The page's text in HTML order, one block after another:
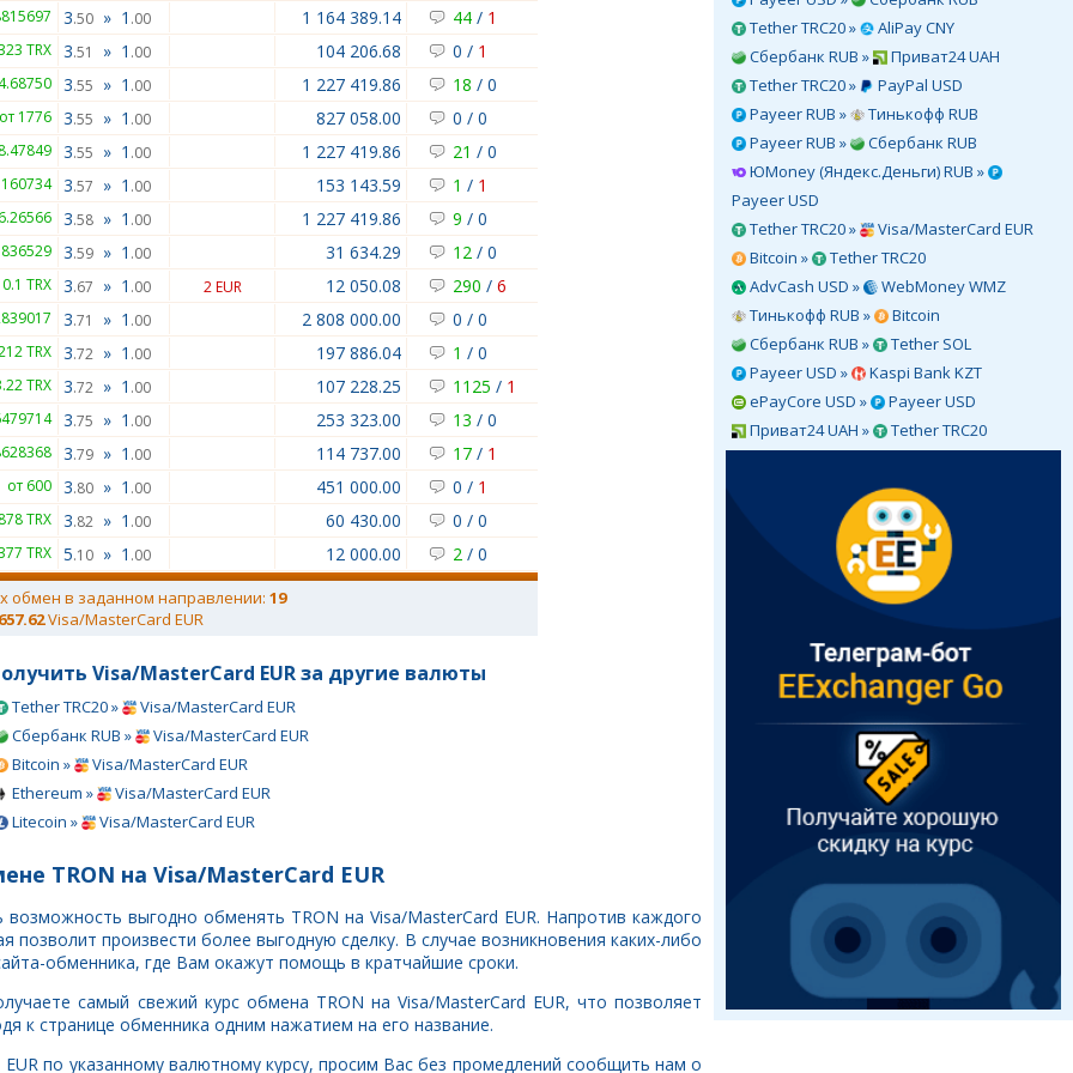
Tether TRC20 »
AliPay CNY
Сбербанк RUB »
Приват24 UAH
Tether TRC20 »
PayPal USD
Payeer RUB »
Тинькофф RUB
Payeer RUB »
Сбербанк RUB
ЮMoney (Яндекс.Деньги) RUB »
Payeer USD
Tether TRC20 »
Visa/MasterCard EUR
Bitcoin »
Tether TRC20
AdvCash USD »
WebMoney WMZ
Тинькофф RUB »
Bitcoin
Сбербанк RUB »
Tether SOL
Payeer USD »
Kaspi Bank KZT
ePayCore USD »
Payeer USD
Приват24 UAH »
Tether TRC20
3.50 » 1 .00 1 164 389.14 44 / 1
TRX 3.51 » 1 .00 104 206.68 0 / 1
3.55 » 1 .00 1 227 419.86 18 / 0
от 1776 3.55 » 1 .00 827 058.00 0 / 0
3.55 » 1 .00 1 227 419.86 21 / 0
3.57 » 1 .00 153 143.59 1 / 1
3.58 » 1 .00 1 227 419.86 9 / 0
3.59 » 1 .00 31 634.29 12 / 0
TRX 3.67 » 1 .00 2 EUR 12 050.08 290 / 6
3.71 » 1 .00 2 808 000.00 0 / 0
TRX 3.72 » 1 .00 197 886.04 1 / 0
TRX 3.72 » 1 .00 107 228.25 1125 / 1
3.75 » 1 .00 253 323.00 13 / 0
3.79 » 1 .00 114 737.00 17 / 1
от 600 3.80 » 1 .00 451 000.00 0 / 1
TRX 3.82 » 1 .00 60 430.00 0 / 0
TRX 5.10 » 1 .00 12 000.00 2 / 0
обмен в заданном направлении: 19
Visa/MasterCard EUR
Visa/MasterCard EUR за другие валюты
Tether TRC20 »
Visa/MasterCard EUR
Сбербанк RUB »
Visa/MasterCard EUR
Bitcoin »
Visa/MasterCard EUR
Ethereum »
Visa/MasterCard EUR
Litecoin »
Visa/MasterCard EUR
TRON на Visa/MasterCard EUR
выгодно обменять TRON на Visa/MasterCard EUR. Напротив каждого
произвести более выгодную сделку. В случае возникновения каких-либо
обменника, где Вам окажут помощь в кратчайшие сроки.
самый свежий курс обмена TRON на Visa/MasterCard EUR, что позволяет
к странице обменника одним нажатием на его название.
по указанному валютному курсу, просим Вас без промедлений сообщить нам о